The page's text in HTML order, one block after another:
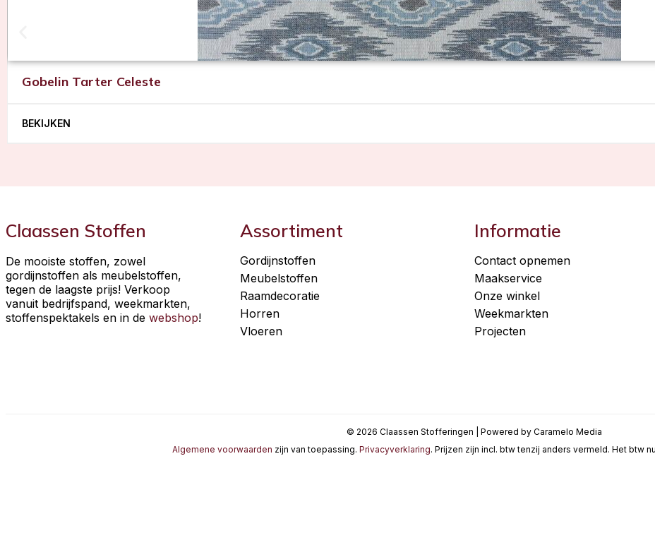
Gobelin Tarter Celeste
BEKIJKEN
Claassen Stoffen
De mooiste stoffen, zowel
gordijnstoffen als meubelstoffen,
tegen de laagste prijs! Verkoop
vanuit bedrijfspand, weekmarkten,
stoffenspektakels en in de webshop!
Assortiment
Gordijnstoffen
Meubelstoffen
Raamdecoratie
Horren
Vloeren
Informatie
Contact opnemen
Maakservice
Onze winkel
Weekmarkten
Projecten
© 2026 Claassen Stofferingen | Powered by Caramelo Media
Algemene voorwaarden zijn van toepassing. Privacyverklaring. Prijzen zijn incl. btw tenzij anders vermeld. Het btw